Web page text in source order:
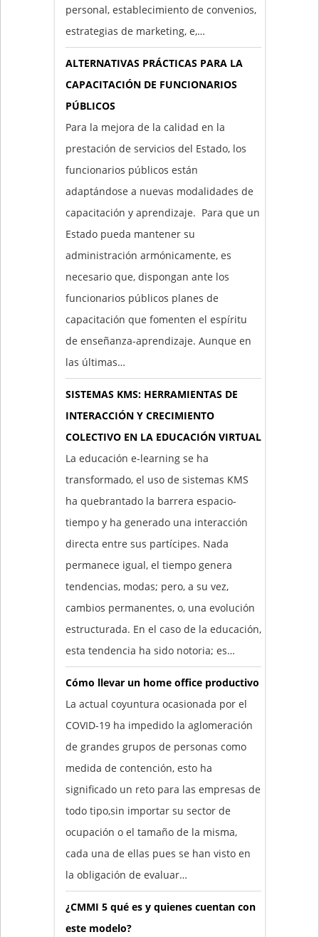
personal, establecimiento de convenios,
estrategias de marketing, e,…
ALTERNATIVAS PRÁCTICAS PARA LA
CAPACITACIÓN DE FUNCIONARIOS
PÚBLICOS
Para la mejora de la calidad en la
prestación de servicios del Estado, los
funcionarios públicos están
adaptándose a nuevas modalidades de
capacitación y aprendizaje. Para que un
Estado pueda mantener su
administración armónicamente, es
necesario que, dispongan ante los
funcionarios públicos planes de
capacitación que fomenten el espíritu
de enseñanza-aprendizaje. Aunque en
las últimas…
SISTEMAS KMS: HERRAMIENTAS DE
INTERACCIÓN Y CRECIMIENTO
COLECTIVO EN LA EDUCACIÓN VIRTUAL
La educación e-learning se ha
transformado, el uso de sistemas KMS
ha quebrantado la barrera espacio-
tiempo y ha generado una interacción
directa entre sus partícipes. Nada
permanece igual, el tiempo genera
tendencias, modas; pero, a su vez,
cambios permanentes, o, una evolución
estructurada. En el caso de la educación,
esta tendencia ha sido notoria; es…
Cómo llevar un home office productivo
La actual coyuntura ocasionada por el
COVID-19 ha impedido la aglomeración
de grandes grupos de personas como
medida de contención, esto ha
significado un reto para las empresas de
todo tipo,sin importar su sector de
ocupación o el tamaño de la misma,
cada una de ellas pues se han visto en
la obligación de evaluar…
¿CMMI 5 qué es y quienes cuentan con
este modelo?